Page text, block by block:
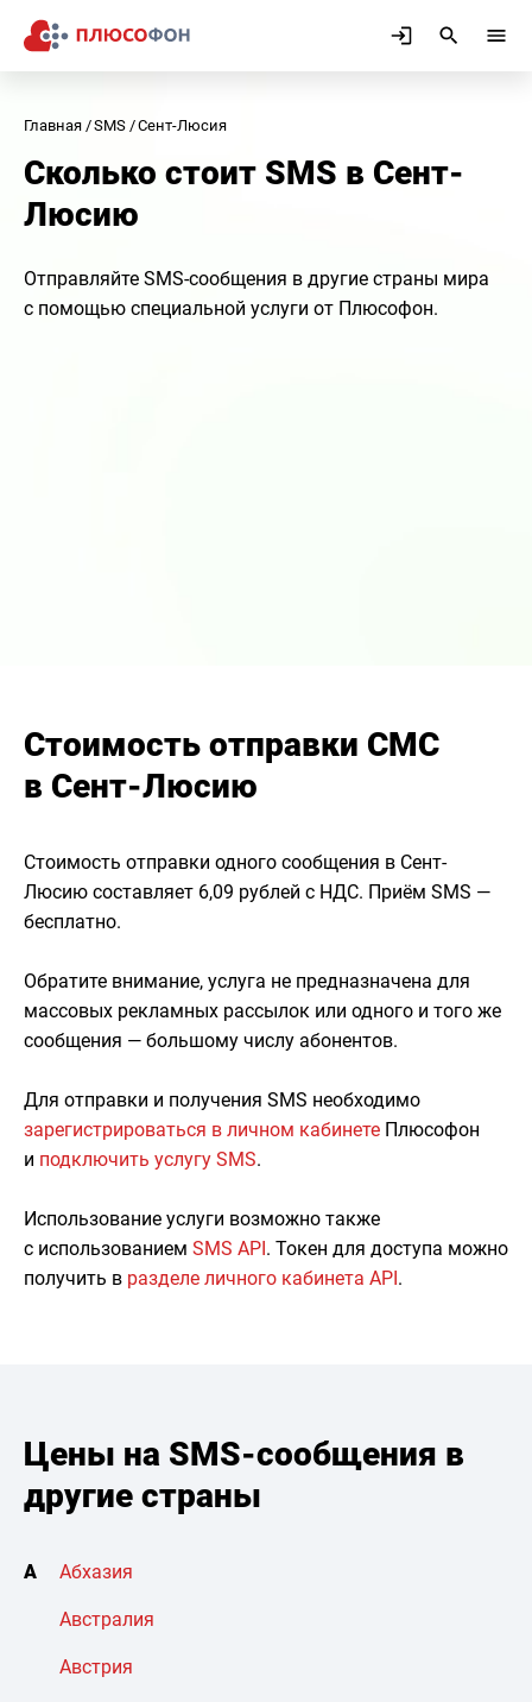
Главная SMS Сент-Люсия
Сколько стоит SMS в Сент-
Люсию
Отправляйте SMS-сообщения в другие страны мира
с помощью специальной услуги от Плюсофон.
Стоимость отправки СМС
в Сент-Люсию
Стоимость отправки одного сообщения в Сент-
Люсию составляет 6,09 рублей с НДС. Приём SMS —
бесплатно.
Обратите внимание, услуга не предназначена для
массовых рекламных рассылок или одного и того же
сообщения — большому числу абонентов.
Для отправки и получения SMS необходимо
зарегистрироваться в личном кабинете Плюсофон
и подключить услугу SMS.
Использование услуги возможно также
с использованием SMS API. Токен для доступа можно
получить в разделе личного кабинета API.
Цены на SMS-сообщения в
другие страны
А Абхазия
Австралия
Австрия